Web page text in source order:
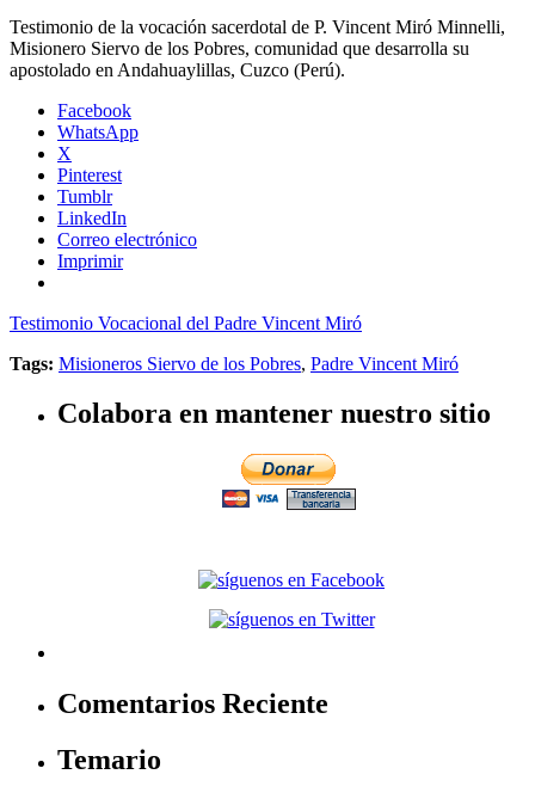
Testimonio de la vocación sacerdotal de P. Vincent Miró Minnelli,
Misionero Siervo de los Pobres, comunidad que desarrolla su
apostolado en Andahuaylillas, Cuzco (Perú).
Facebook
WhatsApp
X
Pinterest
Tumblr
LinkedIn
Correo electrónico
Imprimir
Testimonio Vocacional del Padre Vincent Miró
Tags: Misioneros Siervo de los Pobres, Padre Vincent Miró
Colabora en mantener nuestro sitio
Comentarios Reciente
Temario